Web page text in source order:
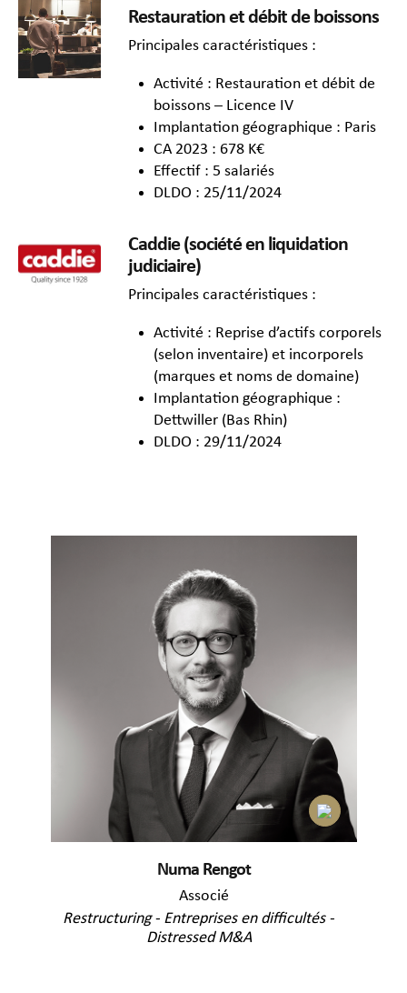
Restauration et débit de boissons
Principales caractéristiques :
Activité : Restauration et débit de
boissons – Licence IV
Implantation géographique : Paris
CA 2023 : 678 K€
Effectif : 5 salariés
DLDO : 25/11/2024
Caddie (société en liquidation
judiciaire)
Principales caractéristiques :
Activité : Reprise d’actifs corporels
(selon inventaire) et incorporels
(marques et noms de domaine)
Implantation géographique :
Dettwiller (Bas Rhin)
DLDO : 29/11/2024
Numa Rengot
Associé
Restructuring - Entreprises en difficultés -
Distressed M&A